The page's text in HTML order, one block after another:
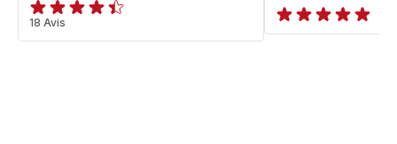
ratings.4.4
18 Avis
ratings.NaN